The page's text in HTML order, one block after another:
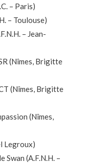
– Paris)
– Toulouse)
– Jean-
(Nîmes, Brigitte
(Nîmes, Brigitte
(Nîmes,
Legroux)
Swan (A.F.N.H. –